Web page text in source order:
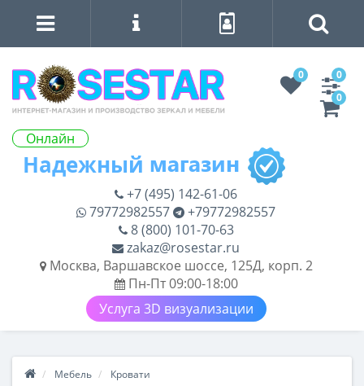
Онлайн
0
0
0
+7 (495) 142-61-06
79772982557
+79772982557
8 (800) 101-70-63
zakaz@rosestar.ru
Москва, Варшавское шоссе, 125Д, корп. 2
Пн-Пт 09:00-18:00
Услуга 3D визуализации
Мебель Кровати